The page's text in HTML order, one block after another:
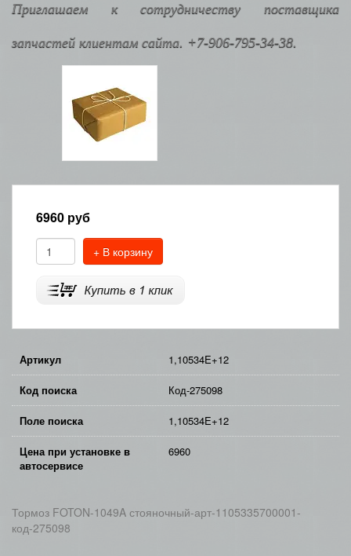
Приглашаем к сотрудничеству поставщика
запчастей клиентам сайта. +7-906-795-34-38.
6960 руб
+ В корзину
Артикул 1,10534E+12
Код поиска Код-275098
Поле поиска 1,10534E+12
Цена при установке в
автосервисе
6960
Тормоз FOTON-1049A стояночный-арт-1105335700001-
код-275098